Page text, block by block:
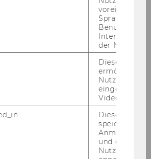
Einführung in die
2023
sie schon? Oder
Sprache,
der Nutzer*in
Dieses Cookie
ermöglicht
Nutzung des
Video Players
Dieses Cookie
speichert
und ob sich
Nutzer*in